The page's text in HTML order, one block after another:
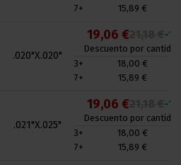
7+
15,89 €
.020"X.020"
19,06 € -
Descuento por cantidad
3+
18,00 €
7+
15,89 €
.021"X.025"
19,06 € -
Descuento por cantidad
3+
18,00 €
7+
15,89 €